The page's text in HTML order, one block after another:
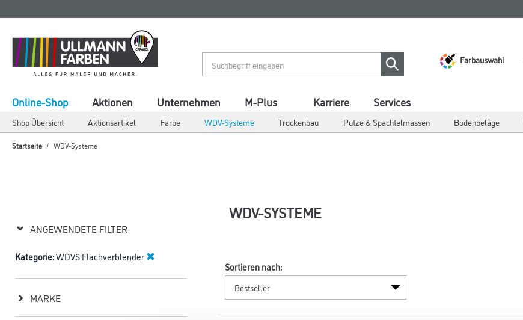
springen
springen
Farbauswahl
Online-Shop
Shop Übersicht Aktionsartikel Farbe WDV-Systeme Trockenbau Putze & Spachtelmassen Bodenbeläge
Aktionen Unternehmen M-Plus Karriere Services
Startseite WDV-Systeme
ANGEWENDETE FILTER
Kategorie:WDVS Flachverblender
MARKE
WDV-SYSTEME
Sortieren nach: